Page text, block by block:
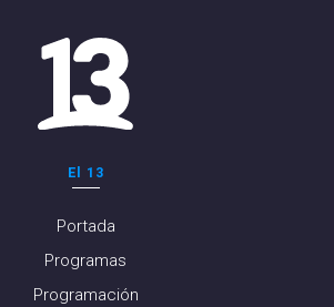
El 13
Portada
Programas
Programación